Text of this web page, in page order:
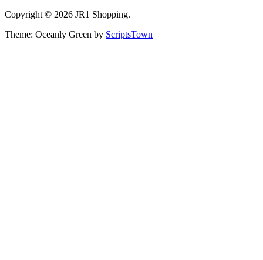
Copyright © 2026 JR1 Shopping.
Theme: Oceanly Green by ScriptsTown